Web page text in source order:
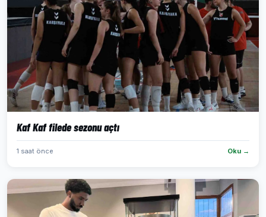
Kaf Kaf filede sezonu açtı
1 saat önce Oku →